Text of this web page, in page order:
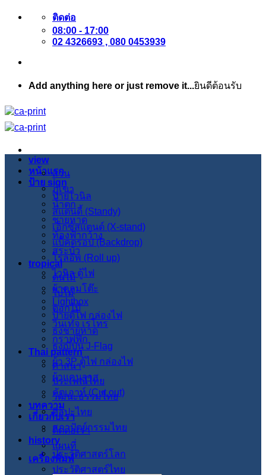
ข้าม
เนื้อหา
ติดต่อ
08:00 - 17:00
02 4326693 , 080 0453939
Add anything here or just remove it...ยินดีต้อนรับ
หน้าแรก
ป้าย sign
ป้ายไวนิล
สแตนดี้ (Standy)
เอ็กซ์สแตนด์ (X-stand)
แบ็คดรอป (Backdrop)
โรลอัพ (Roll up)
ไวนิล ตู้ไฟ
ผ้าคลุมโต๊ะ
Lightbox
ป้ายตู้ไฟ กล่องไฟ
ธงชายหาด
ธงญี่ปุ่น J-Flag
ผ้า 3P ตู้ไฟ กล่องไฟ
ผ้าแคนวาส
คัตเอาท์ (Cut out)
บทความ
เกี่ยวกับเรา
ติดต่อเรา
แผนที่
เครื่องพิมพ์
view
สวน
ภูเขา
น้ำตก
ชายหาด
ท้องฟ้ากว้าง
สระบัว
tropical
ต้นไม้
ใบไม้
ดอกไม้
วินเทจ เรโทร
กราฟฟิก
Thai pattern
ศาสนา
ประเพณีไทย
วัฒนะธรรมไทย
ศิลปะไทย
สภาปัตย์กรรมไทย
history
ประวัติศาสตร์โลก
ประวัติศาสตร์ไทย